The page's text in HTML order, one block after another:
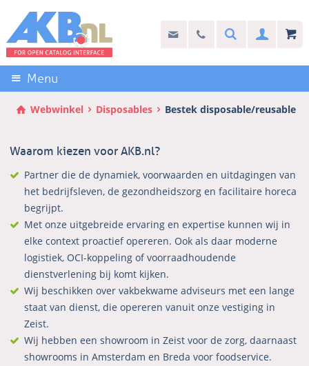
links
over
Direct
naar
de
inhoud
het
hoofdmenu
info@akb.nl
Stel uw vraag
030 69 50 814Search
Menu
Webwinkel Disposables Bestek disposable/reusable
Waarom kiezen voor AKB.nl?
Partner die de dynamiek, voorwaarden en uitdagingen van
het bedrijfsleven, de gezondheidszorg en facilitaire horeca
begrijpt.
Met onze uitgebreide ervaring en expertise kunnen wij in
elke context proactief opereren. Ook als daar moderne
logistiek, OCI-koppeling of voorraadhoudende
dienstverlening bij komt kijken.
Wij beschikken over vakbekwame adviseurs met een lange
staat van dienst, die opereren vanuit onze vestiging in
Zeist.
Wij hebben een showroom in Zeist voor de zorg, daarnaast
showrooms in Amsterdam en Breda voor foodservice.